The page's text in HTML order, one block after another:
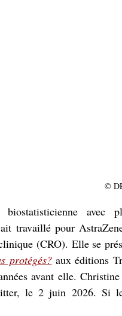
©
avec
travaillé pour
(CRO). Elle se
protégés? aux éditions
avant elle.
le 2 juin 2026. Si